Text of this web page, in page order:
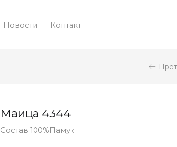
Новости Контакт
Маица 4344
Состав 100%Памук